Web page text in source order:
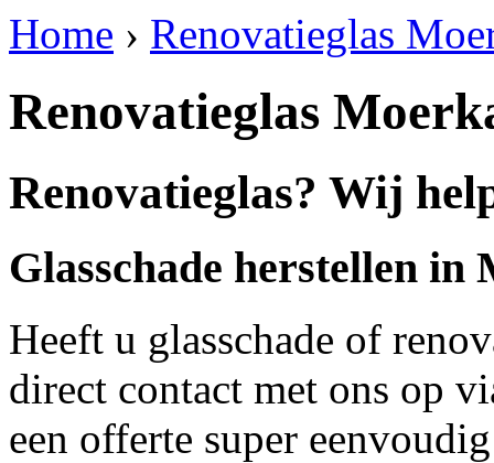
Home › Renovatieglas
Renovatieglas
Renovatieglas? Wij
Glasschade herstellen in
Heeft u glasschade of
direct contact met ons op
een offerte super